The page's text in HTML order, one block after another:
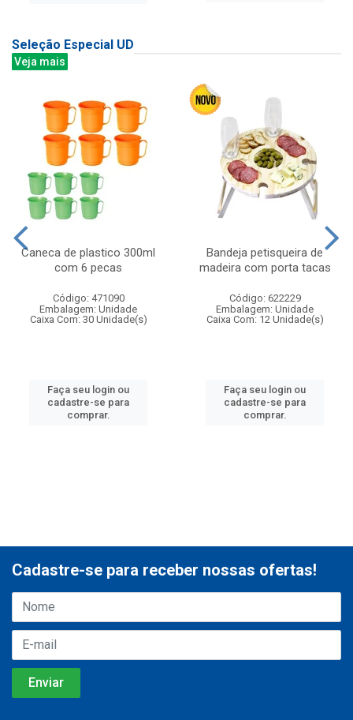
Seleção Especial UD
Veja mais
Caneca de plastico 300ml
com 6 pecas
Código: 471090
Embalagem: Unidade
Caixa Com: 30 Unidade(s)
Faça seu login ou
cadastre-se para
comprar.
Bandeja petisqueira de
madeira com porta tacas
Código: 622229
Embalagem: Unidade
Caixa Com: 12 Unidade(s)
Faça seu login ou
cadastre-se para
comprar.
Cadastre-se para receber nossas ofertas!